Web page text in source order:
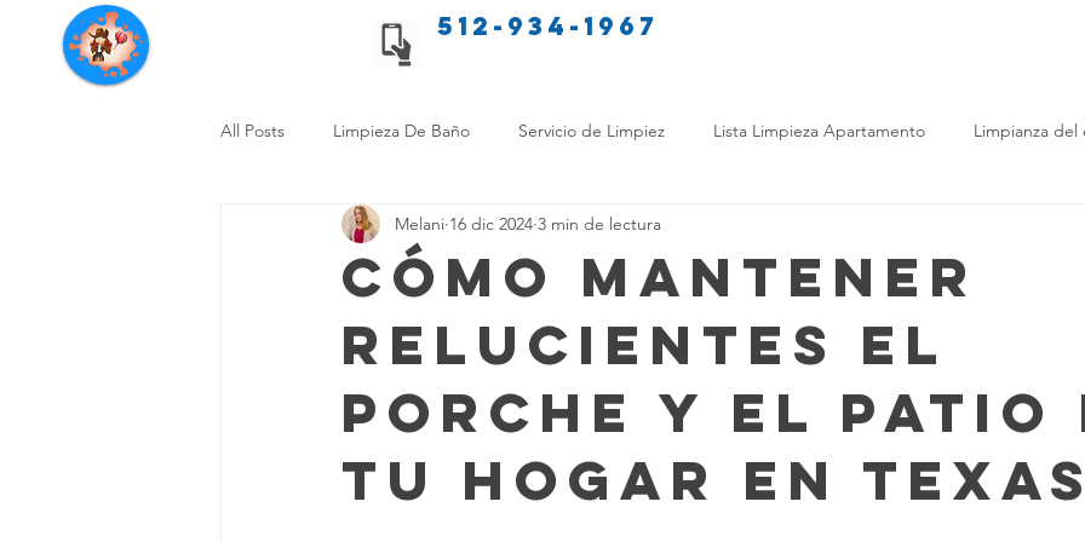
Servicios de limpieza de Texas 512-934-1967
All Posts Limpieza De Baño Servicio de Limpiez Lista Limpieza Apartamento Limpianza
Consejos de limpieza para mascotas Consejos de limpieza ecológica
Limpieza Sin Alergias Beneficios de Profesionales LimpiezaTransformadora
Comparación Limpieza Hogar Opciones de limpieza Diferencias en Limpieza Truco de
Cómo Mantener
Relucientes el
Porche y el Patio
Tu Hogar en Texas
Melani 16 dic 2024 3 min de lectura